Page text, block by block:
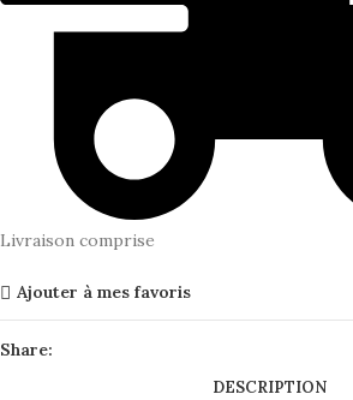
Livraison comprise
Ajouter à mes favoris
Share:
DESCRIPTION